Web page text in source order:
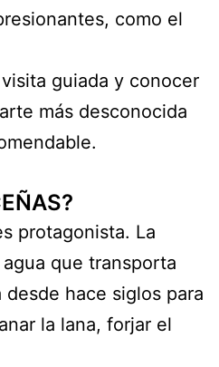
como el
guiada y conocer
más desconocida
protagonista. La
que transporta
hace siglos para
la lana, forjar el